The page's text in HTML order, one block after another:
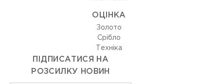
ОЦIНКА
Золото
Срiбло
Технiка
ПІДПИСАТИСЯ НА
РОЗСИЛКУ НОВИН